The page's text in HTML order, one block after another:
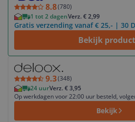
8.8(780)
1 tot 2 dagenVerz. € 2,99
Gratis verzending vanaf € 25,- | 30
Bekijk product
9.3(348)
24 uurVerz. € 3,95
Op werkdagen voor 22:00 uur besteld,
Bekijk
Bekijk product